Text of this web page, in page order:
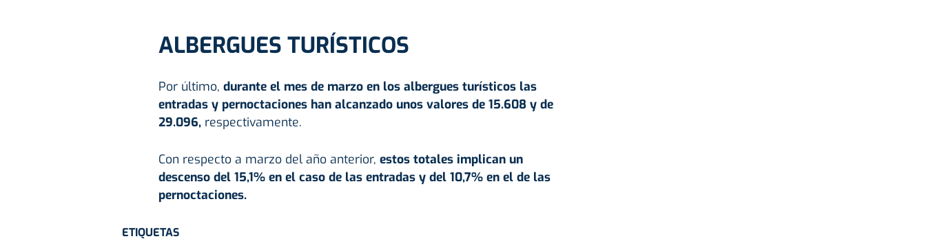
ALBERGUES TURÍSTICOS
Por último, durante el mes de marzo en los albergues turísticos las
entradas y pernoctaciones han alcanzado unos valores de 15.608 y de
29.096,respectivamente.
Con respecto a marzo del año anterior, estos totales implican un
descenso del 15,1% en el caso de las entradas y del 10,7% en el de las
pernoctaciones.
ETIQUETAS